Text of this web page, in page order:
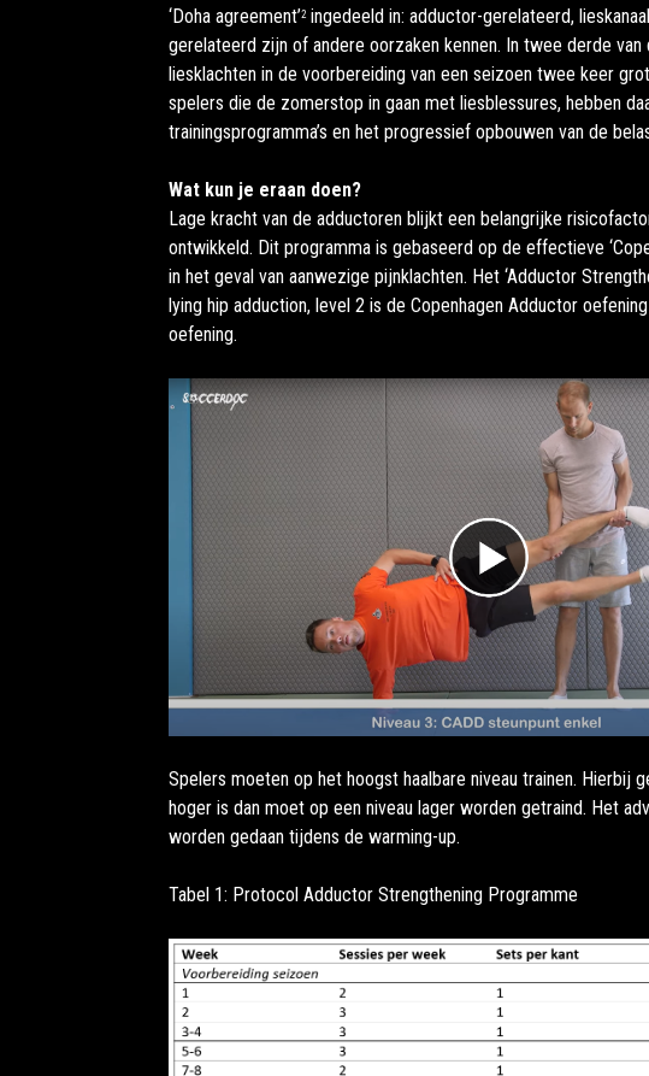
‘Doha agreement’2ingedeeld in: adductor-gerelateerd,
gerelateerd zijn of andere oorzaken kennen. In twee derde
liesklachten in de voorbereiding van een seizoen twee keer
spelers die de zomerstop in gaan met liesblessures, hebben
trainingsprogramma’s en het progressief opbouwen van de
Wat kun je eraan doen?
Lage kracht van de adductoren blijkt een belangrijke
ontwikkeld. Dit programma is gebaseerd op de effectieve
in het geval van aanwezige pijnklachten. Het ‘Adductor
lying hip adduction, level 2 is de Copenhagen Adductor
oefening.
Spelers moeten op het hoogst haalbare niveau trainen. Hierbij
hoger is dan moet op een niveau lager worden getraind. Het
worden gedaan tijdens de warming-up.
Tabel 1: Protocol Adductor Strengthening Programme